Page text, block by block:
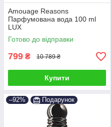
Amouage Reasons
Парфумована вода 100 ml
LUX
Готово до відправки
799 ₴ 10 789 ₴
Купити
–92% Подарунок